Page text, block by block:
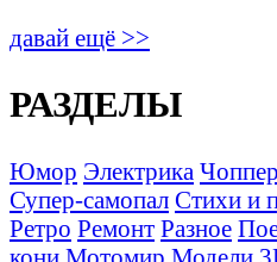
давай ещё >>
РАЗДЕЛЫ
Юмор Электрика Чоппер
Супер-самопал Стихи и
Ретро Ремонт Разное
кони Мотомир Модели